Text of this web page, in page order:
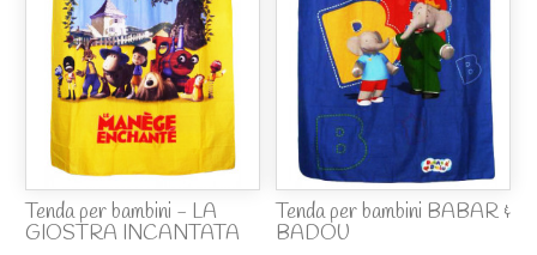
Tenda per bambini - LA
GIOSTRA INCANTATA
Tenda per bambini BABAR &
BADOU